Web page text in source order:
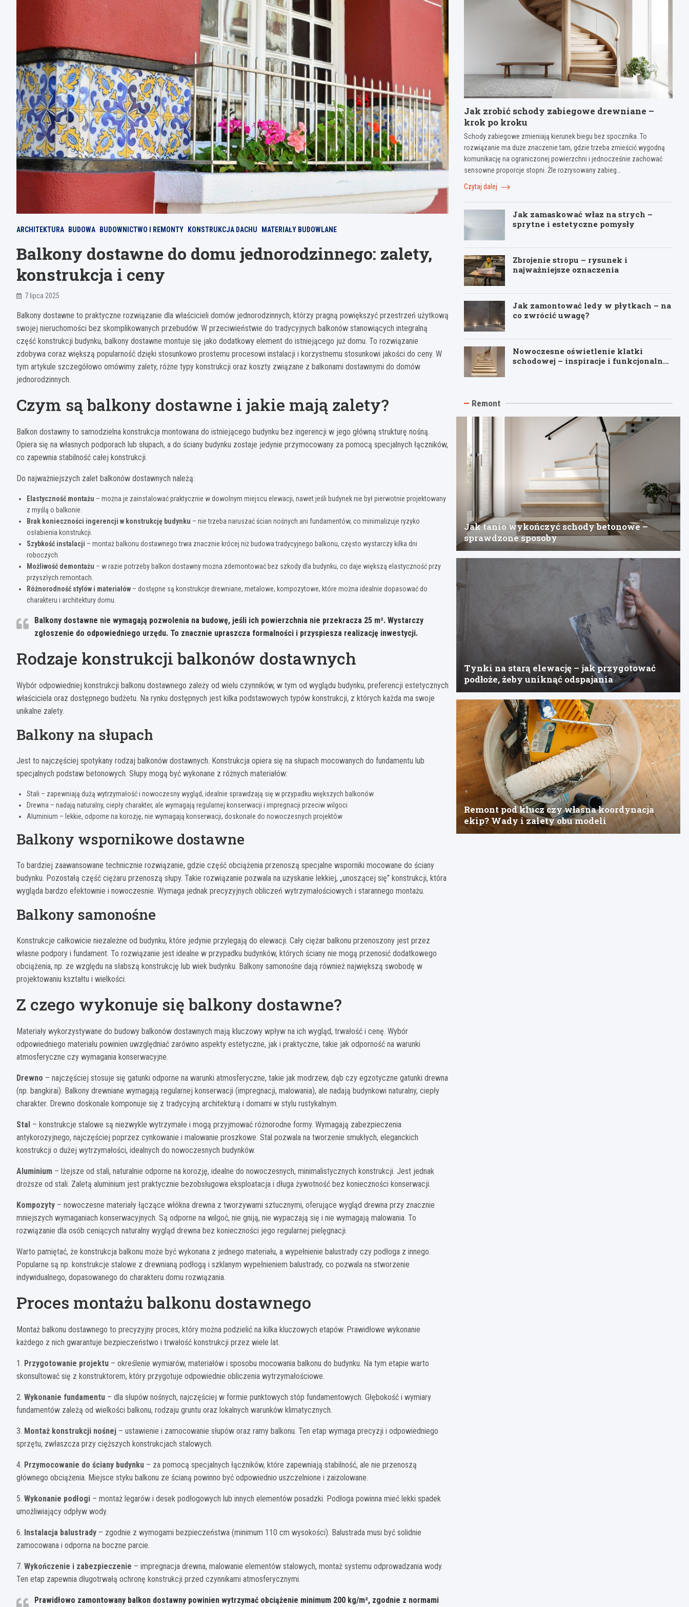
ARCHITEKTURA BUDOWA BUDOWNICTWO I REMONTY KONSTRUKCJA DACHU MATERIAŁY BUDOWLANE
Balkony dostawne do domu jednorodzinnego: zalety,
konstrukcja i ceny
7 lipca 2025
Balkony dostawne to praktyczne rozwiązanie dla właścicieli domów jednorodzinnych, którzy pragną powiększyć przestrzeń użytkową
swojej nieruchomości bez skomplikowanych przebudów. W przeciwieństwie do tradycyjnych balkonów stanowiących integralną
część konstrukcji budynku, balkony dostawne montuje się jako dodatkowy element do istniejącego już domu. To rozwiązanie
zdobywa coraz większą popularność dzięki stosunkowo prostemu procesowi instalacji i korzystnemu stosunkowi jakości do ceny. W
tym artykule szczegółowo omówimy zalety, różne typy konstrukcji oraz koszty związane z balkonami dostawnymi do domów
jednorodzinnych.
Czym są balkony dostawne i jakie mają zalety?
Balkon dostawny to samodzielna konstrukcja montowana do istniejącego budynku bez ingerencji w jego główną strukturę nośną.
Opiera się na własnych podporach lub słupach, a do ściany budynku zostaje jedynie przymocowany za pomocą specjalnych łączników,
co zapewnia stabilność całej konstrukcji.
Do najważniejszych zalet balkonów dostawnych należą:
Elastyczność montażu – można je zainstalować praktycznie w dowolnym miejscu elewacji, nawet jeśli budynek nie był pierwotnie projektowany
z myślą o balkonie.
Brak konieczności ingerencji w konstrukcję budynku – nie trzeba naruszać ścian nośnych ani fundamentów, co minimalizuje ryzyko
osłabienia konstrukcji.
Szybkość instalacji – montaż balkonu dostawnego trwa znacznie krócej niż budowa tradycyjnego balkonu, często wystarczy kilka dni
roboczych.
Możliwość demontażu – w razie potrzeby balkon dostawny można zdemontować bez szkody dla budynku, co daje większą elastyczność przy
przyszłych remontach.
Różnorodność stylów i materiałów – dostępne są konstrukcje drewniane, metalowe, kompozytowe, które można idealnie dopasować do
charakteru i architektury domu.
Balkony dostawne nie wymagają pozwolenia na budowę, jeśli ich powierzchnia nie przekracza 25 m². Wystarczy
zgłoszenie do odpowiedniego urzędu. To znacznie upraszcza formalności i przyspiesza realizację inwestycji.
Rodzaje konstrukcji balkonów dostawnych
Wybór odpowiedniej konstrukcji balkonu dostawnego zależy od wielu czynników, w tym od wyglądu budynku, preferencji estetycznych
właściciela oraz dostępnego budżetu. Na rynku dostępnych jest kilka podstawowych typów konstrukcji, z których każda ma swoje
unikalne zalety.
Balkony na słupach
Jest to najczęściej spotykany rodzaj balkonów dostawnych. Konstrukcja opiera się na słupach mocowanych do fundamentu lub
specjalnych podstaw betonowych. Słupy mogą być wykonane z różnych materiałów:
Stali – zapewniają dużą wytrzymałość i nowoczesny wygląd, idealnie sprawdzają się w przypadku większych balkonów
Drewna – nadają naturalny, ciepły charakter, ale wymagają regularnej konserwacji i impregnacji przeciw wilgoci
Aluminium – lekkie, odporne na korozję, nie wymagają konserwacji, doskonałe do nowoczesnych projektów
Balkony wspornikowe dostawne
To bardziej zaawansowane technicznie rozwiązanie, gdzie część obciążenia przenoszą specjalne wsporniki mocowane do ściany
budynku. Pozostałą część ciężaru przenoszą słupy. Takie rozwiązanie pozwala na uzyskanie lekkiej, „unoszącej się” konstrukcji, która
wygląda bardzo efektownie i nowoczesnie. Wymaga jednak precyzyjnych obliczeń wytrzymałościowych i starannego montażu.
Balkony samonośne
Konstrukcje całkowicie niezależne od budynku, które jedynie przylegają do elewacji. Cały ciężar balkonu przenoszony jest przez
własne podpory i fundament. To rozwiązanie jest idealne w przypadku budynków, których ściany nie mogą przenosić dodatkowego
obciążenia, np. ze względu na słabszą konstrukcję lub wiek budynku. Balkony samonośne dają również największą swobodę w
projektowaniu kształtu i wielkości.
Z czego wykonuje się balkony dostawne?
Materiały wykorzystywane do budowy balkonów dostawnych mają kluczowy wpływ na ich wygląd, trwałość i cenę. Wybór
odpowiedniego materiału powinien uwzględniać zarówno aspekty estetyczne, jak i praktyczne, takie jak odporność na warunki
atmosferyczne czy wymagania konserwacyjne.
Drewno – najczęściej stosuje się gatunki odporne na warunki atmosferyczne, takie jak modrzew, dąb czy egzotyczne gatunki drewna
(np. bangkirai). Balkony drewniane wymagają regularnej konserwacji (impregnacji, malowania), ale nadają budynkowi naturalny, ciepły
charakter. Drewno doskonale komponuje się z tradycyjną architekturą i domami w stylu rustykalnym.
Stal – konstrukcje stalowe są niezwykle wytrzymałe i mogą przyjmować różnorodne formy. Wymagają zabezpieczenia
antykorozyjnego, najczęściej poprzez cynkowanie i malowanie proszkowe. Stal pozwala na tworzenie smukłych, eleganckich
konstrukcji o dużej wytrzymałości, idealnych do nowoczesnych budynków.
Aluminium – lżejsze od stali, naturalnie odporne na korozję, idealne do nowoczesnych, minimalistycznych konstrukcji. Jest jednak
droższe od stali. Zaletą aluminium jest praktycznie bezobsługowa eksploatacja i długa żywotność bez konieczności konserwacji.
Kompozyty – nowoczesne materiały łączące włókna drewna z tworzywami sztucznymi, oferujące wygląd drewna przy znacznie
mniejszych wymaganiach konserwacyjnych. Są odporne na wilgoć, nie gniją, nie wypaczają się i nie wymagają malowania. To
rozwiązanie dla osób ceniących naturalny wygląd drewna bez konieczności jego regularnej pielęgnacji.
Warto pamiętać, że konstrukcja balkonu może być wykonana z jednego materiału, a wypełnienie balustrady czy podłoga z innego.
Popularne są np. konstrukcje stalowe z drewnianą podłogą i szklanym wypełnieniem balustrady, co pozwala na stworzenie
indywidualnego, dopasowanego do charakteru domu rozwiązania.
Proces montażu balkonu dostawnego
Montaż balkonu dostawnego to precyzyjny proces, który można podzielić na kilka kluczowych etapów. Prawidłowe wykonanie
każdego z nich gwarantuje bezpieczeństwo i trwałość konstrukcji przez wiele lat.
1. Przygotowanie projektu – określenie wymiarów, materiałów i sposobu mocowania balkonu do budynku. Na tym etapie warto
skonsultować się z konstruktorem, który przygotuje odpowiednie obliczenia wytrzymałościowe.
2. Wykonanie fundamentu – dla słupów nośnych, najczęściej w formie punktowych stóp fundamentowych. Głębokość i wymiary
fundamentów zależą od wielkości balkonu, rodzaju gruntu oraz lokalnych warunków klimatycznych.
3. Montaż konstrukcji nośnej – ustawienie i zamocowanie słupów oraz ramy balkonu. Ten etap wymaga precyzji i odpowiedniego
sprzętu, zwłaszcza przy cięższych konstrukcjach stalowych.
4. Przymocowanie do ściany budynku – za pomocą specjalnych łączników, które zapewniają stabilność, ale nie przenoszą
głównego obciążenia. Miejsce styku balkonu ze ścianą powinno być odpowiednio uszczelnione i zaizolowane.
5. Wykonanie podłogi – montaż legarów i desek podłogowych lub innych elementów posadzki. Podłoga powinna mieć lekki spadek
umożliwiający odpływ wody.
6. Instalacja balustrady – zgodnie z wymogami bezpieczeństwa (minimum 110 cm wysokości). Balustrada musi być solidnie
zamocowana i odporna na boczne parcie.
7. Wykończenie i zabezpieczenie – impregnacja drewna, malowanie elementów stalowych, montaż systemu odprowadzania wody.
Ten etap zapewnia długotrwałą ochronę konstrukcji przed czynnikami atmosferycznymi.
Prawidłowo zamontowany balkon dostawny powinien wytrzymać obciążenie minimum 200 kg/m², zgodnie z normami
Jak zrobić schody zabiegowe drewniane –
krok po kroku
Schody zabiegowe zmieniają kierunek biegu bez spocznika. To
rozwiązanie ma duże znaczenie tam, gdzie trzeba zmieścić wygodną
komunikację na ograniczonej powierzchni i jednocześnie zachować
sensowne proporcje stopni. Źle rozrysowany zabieg…
Czytaj dalej
Jak zamaskować właz na strych –
sprytne i estetyczne pomysły
Zbrojenie stropu – rysunek i
najważniejsze oznaczenia
Jak zamontować ledy w płytkach – na
co zwrócić uwagę?
Nowoczesne oświetlenie klatki
schodowej – inspiracje i funkcjonalne
Remont
Jak tanio wykończyć schody betonowe –
sprawdzone sposoby
Tynki na starą elewację – jak przygotować
podłoże, żeby uniknąć odspajania
Remont pod klucz czy własna koordynacja
ekip? Wady i zalety obu modeli